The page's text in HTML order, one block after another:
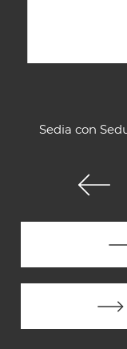
Sedia con